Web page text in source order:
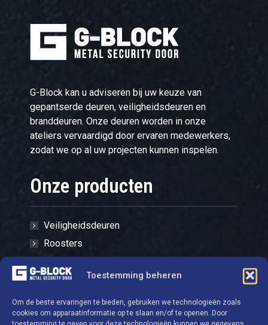
Toestemming beheren
Om de beste ervaringen te bieden, gebruiken we technologieën zoals
cookies om apparaatinformatie op te slaan en/of te openen. Door
G-Block kan u adviseren bij uw keuze van
gepantserde deuren, veiligheidsdeuren en
branddeuren. Onze deuren worden in onze
ateliers vervaardigd door ervaren medewerkers,
zodat we op al uw projecten kunnen inspelen.
Onze producten
Veiligheidsdeuren
Roosters
Hardware
Kluizen - Kasten